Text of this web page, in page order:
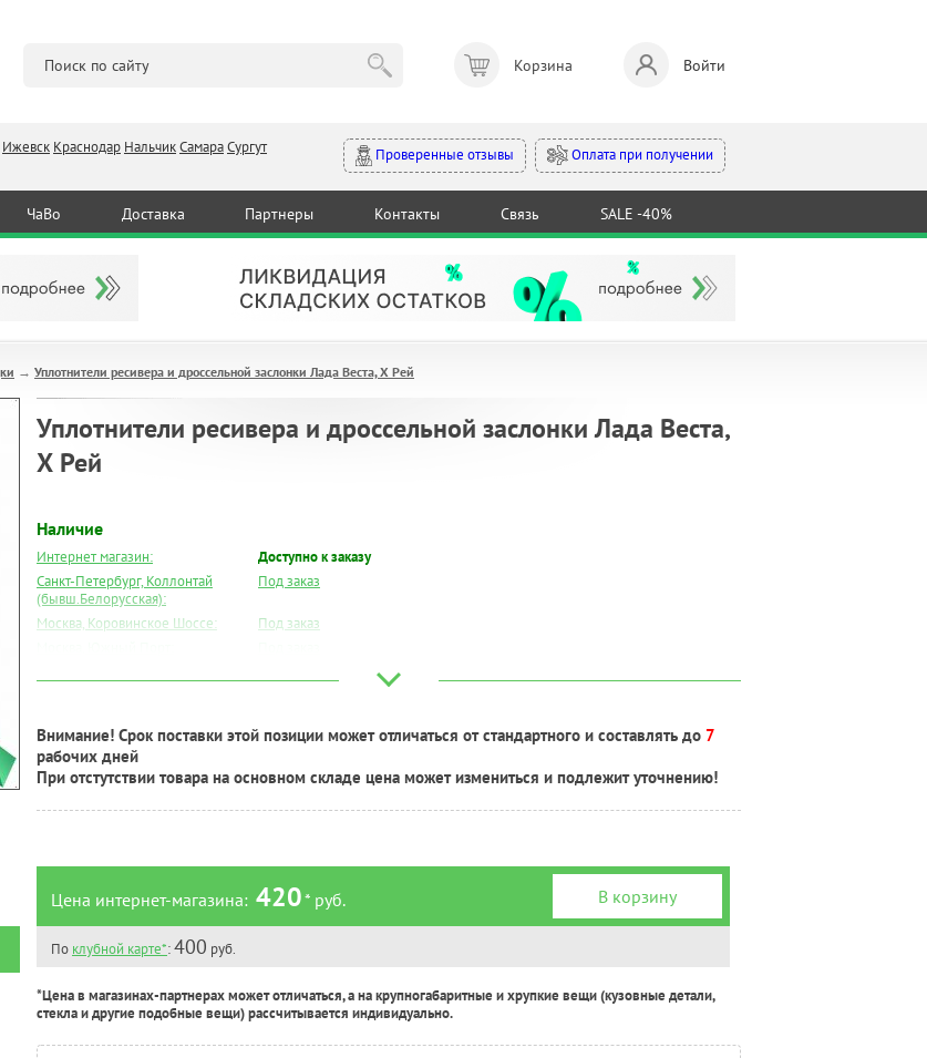
Корзина Войти
Ижевск Краснодар НальчикСамараСургут
Проверенные отзывы Оплата при получении
ЧаВо Доставка Партнеры Контакты Связь SALE -40%
→ Уплотнители ресивера и дроссельной заслонки Лада Веста, Х Рей
Уплотнители ресивера и дроссельной заслонки Лада Веста,
Х Рей
Наличие
Интернет магазин:
Доступно к заказу
Санкт-Петербург, Коллонтай
(бывш.Белорусская):
Под заказ
Москва, Коровинское Шоссе:
Под заказ
Самара:
Под заказ
Тверь:
Внимание! Срок поставки этой позиции может отличаться от стандартного и составлять до 7
рабочих дней
При отстутствии товара на основном складе цена может измениться и подлежит уточнению!
Цена интернет-магазина: 420* руб. В корзину
По клубной карте*:400 руб.
*Цена в магазинах-партнерах может отличаться, а на крупногабаритные и хрупкие вещи (кузовные детали,
стекла и другие подобные вещи) рассчитывается индивидуально.